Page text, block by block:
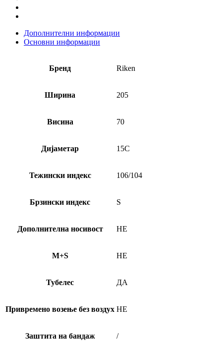
Дополнителни информации
Основни информации
Бренд Riken
Ширина 205
Висина 70
Дијаметар 15C
Тежински индекс 106/104
Брзински индекс S
Дополнителна носивост НЕ
M+S НЕ
Тубелес ДА
Привремено возење без воздух НЕ
Заштита на бандаж /